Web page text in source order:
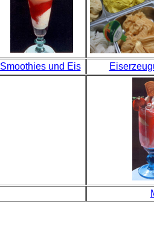
Smoothies und Eis